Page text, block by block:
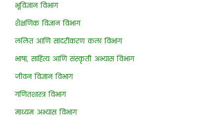
भूविज्ञान विभाग
शैक्षणिक विज्ञान विभाग
ललित आणि सादरीकरण कला विभाग
भाषा, साहित्य आणि संस्कृती अभ्यास विभाग
जीवन विज्ञान विभाग
गणितशास्त्र विभाग
माध्यम अभ्यास विभाग